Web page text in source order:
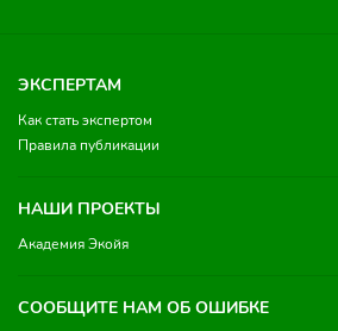
ЭКСПЕРТАМ
Как стать экспертом
Правила публикации
НАШИ ПРОЕКТЫ
Академия Экойя
СООБЩИТЕ НАМ ОБ ОШИБКЕ